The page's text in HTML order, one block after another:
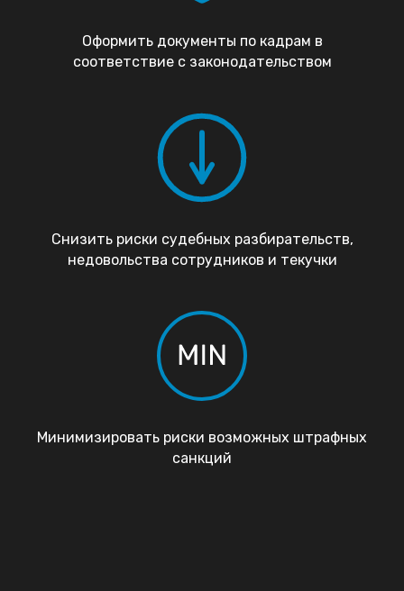
Оформить документы по кадрам в
соответствие с законодательством
Снизить риски судебных разбирательств,
недовольства сотрудников и текучки
Минимизировать риски возможных штрафных
санкций